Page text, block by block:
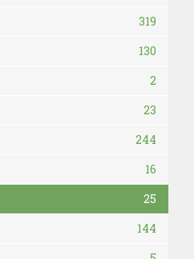
319
130
2
23
244
16
25
144